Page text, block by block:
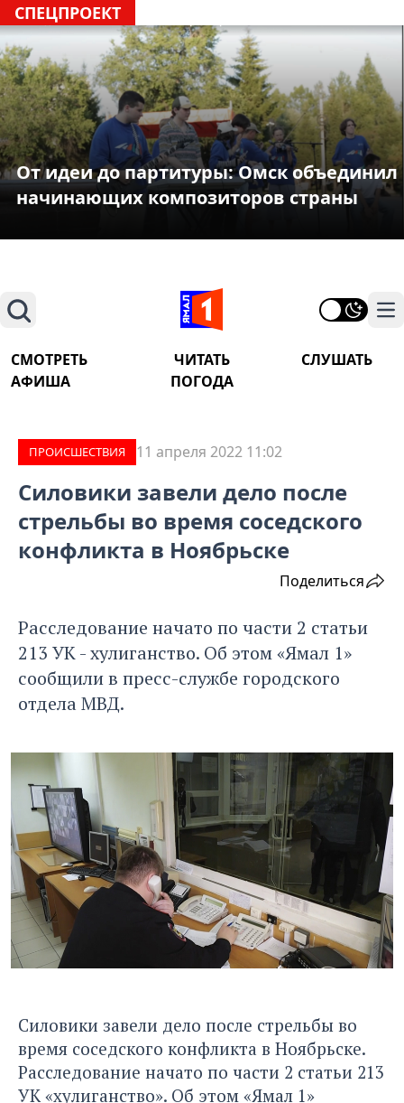
СПЕЦПРОЕКТ
От идеи до партитуры: Омск объединил
начинающих композиторов страны
Поиск
СМОТРЕТЬ ЧИТАТЬ
СЛУШАТЬ
АФИША
ПОГОДА
ПРОИCШЕСТВИЯ 11 апреля 2022 11:02
Силовики завели дело после
стрельбы во время соседского
конфликта в Ноябрьске
Поделиться
Расследование начато по части 2 статьи
213 УК - хулиганство. Об этом «Ямал 1»
сообщили в пресс-службе городского
отдела МВД.
Силовики завели дело после стрельбы во
время соседского конфликта в Ноябрьске.
Расследование начато по части 2 статьи 213
УК «хулиганство». Об этом «Ямал 1»